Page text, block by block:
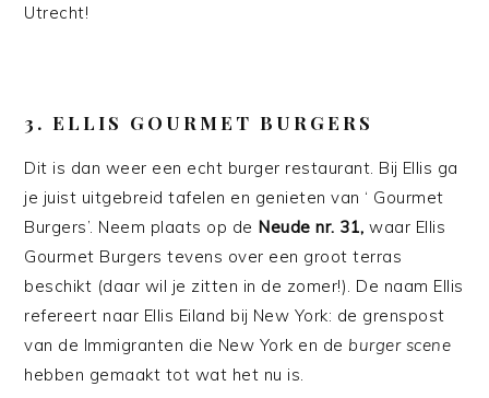
Utrecht!
3. ELLIS GOURMET BURGERS
Dit is dan weer een echt burger restaurant. Bij Ellis ga
je juist uitgebreid tafelen en genieten van ‘ Gourmet
Burgers’. Neem plaats op de Neude nr. 31, waar Ellis
Gourmet Burgers tevens over een groot terras
beschikt (daar wil je zitten in de zomer!). De naam Ellis
refereert naar Ellis Eiland bij New York: de grenspost
van de Immigranten die New York en de burger scene
hebben gemaakt tot wat het nu is.